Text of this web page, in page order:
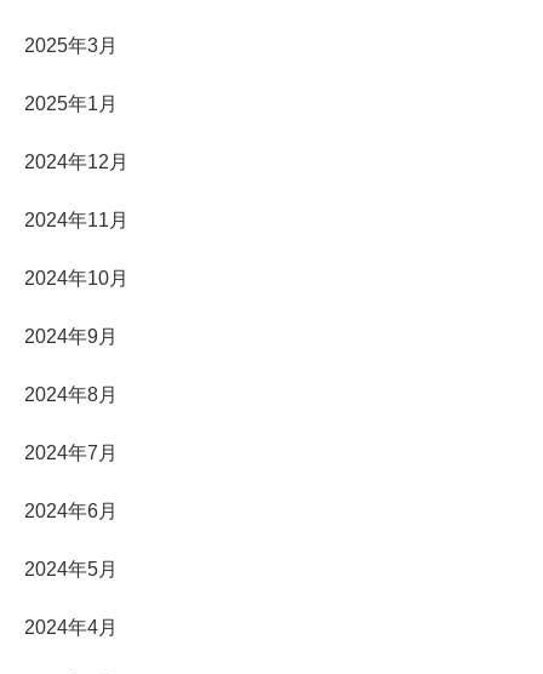
2025年3月
2025年1月
2024年12月
2024年11月
2024年10月
2024年9月
2024年8月
2024年7月
2024年6月
2024年5月
2024年4月